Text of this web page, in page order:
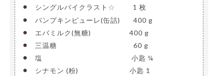
• シングルパイクラスト ☆ 1 枚
• パンプキンピューレ(缶詰) 400 g
• エバミルク(無糖) 400 g
• 三温糖 60 g
• 塩 小匙 ¼
• シナモン (粉) 小匙 1